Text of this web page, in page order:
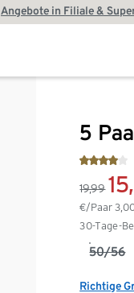
Angebote in Filiale &
5
19,99
€/Paar
30-Tage-
50/56
Richtige